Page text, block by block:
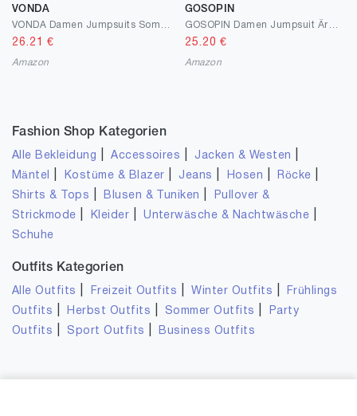
VONDA
26.21 €
Amazon
GOSOPIN
GOSOPIN Damen Jumpsuit Ärmellos High Waist Kurz Overall elegant Hosenanzug Frauen Blumen Drucken Playsuit Sommer Strand Beachwear Romper
25.20 €
Amazon
Fashion Shop Kategorien
Alle Bekleidung |Accessoires Jacken & Westen
Mäntel Kostüme & Blazer Jeans Hosen Röcke
Shirts & Tops Blusen & Tuniken
Pullover &
Strickmode
Kleider |Unterwäsche & Nachtwäsche
Schuhe
Outfits Kategorien
Alle Outfits Freizeit Outfits |Winter Outfits
Frühlings
Outfits
Herbst Outfits Sommer Outfits
Party
Outfits
Sport Outfits Business Outfits